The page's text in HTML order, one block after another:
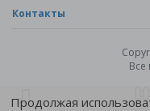
Контакты
Продолжая